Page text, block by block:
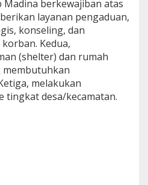
Madina berkewajiban atas
layanan pengaduan,
konseling, dan
Kedua,
(shelter) dan rumah
melakukan
tingkat desa/kecamatan.